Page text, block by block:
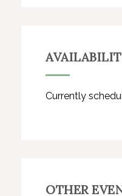
Currently
OTHER